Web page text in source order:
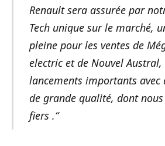
Renault sera assurée par
Tech unique sur le marché,
pleine pour les ventes de
electric et de Nouvel
lancements importants avec
de grande qualité, dont
fiers .“